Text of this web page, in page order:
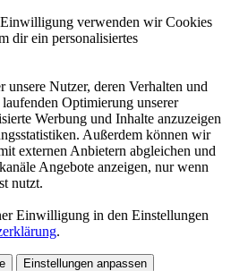
verwenden wir Cookies
dir ein personalisiertes
unsere Nutzer, deren Verhalten und
Optimierung unserer
Werbung und Inhalte anzuzeigen
Außerdem können wir
externen Anbietern abgleichen und
Angebote anzeigen, nur wenn
nutzt.
Einwilligung in den Einstellungen
.
Einstellungen anpassen